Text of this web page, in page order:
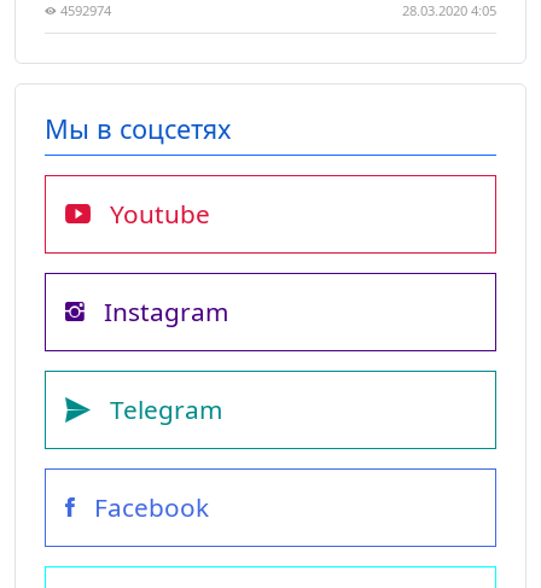
4592974 28.03.2020 4:05
Мы в соцсетях
Youtube
Instagram
Telegram
Facebook